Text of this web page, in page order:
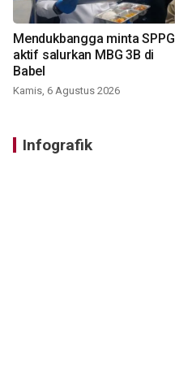
Mendukbangga minta SPPG
aktif salurkan MBG 3B di
Babel
Kamis, 6 Agustus 2026
Infografik